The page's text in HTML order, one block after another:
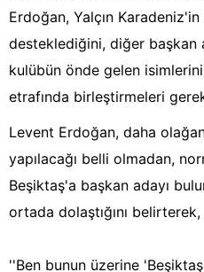
Erdoğan, Yalçın Karadeniz'in
desteklediğini, diğer başkan
kulübün önde gelen
etrafında birleştirmeleri
Levent Erdoğan, daha
yapılacağı belli olmadan,
Beşiktaş'a başkan adayı
ortada dolaştığını
''Ben bunun üzerine